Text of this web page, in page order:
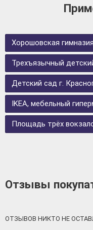
Хорошовская гимназия
Трехъязычный
Детский сад г.
IKEA, мебельный
Площадь трёх
Отзывы
ОТЗЫВОВ НИКТО НЕ